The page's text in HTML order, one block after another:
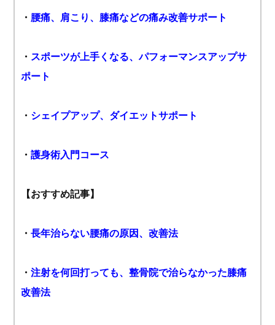
・ 腰痛、肩こり、膝痛などの痛み改善サポート
・ スポーツが上手くなる、パフォーマンスアップサ
ポート
・ シェイプアップ、ダイエットサポート
・護身術入門コース
【おすすめ記事】
・長年治らない腰痛の原因、改善法
・注射を何回打っても、整骨院で治らなかった膝痛
改善法